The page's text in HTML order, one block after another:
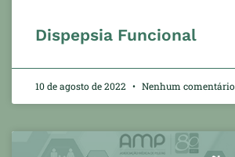
Dispepsia Funcional
10 de agosto de 2022 Nenhum comentário